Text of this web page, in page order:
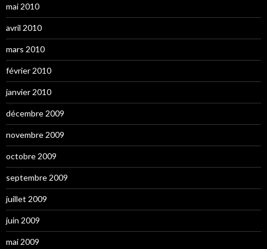
mai 2010
avril 2010
mars 2010
février 2010
janvier 2010
décembre 2009
novembre 2009
octobre 2009
septembre 2009
juillet 2009
juin 2009
mai 2009